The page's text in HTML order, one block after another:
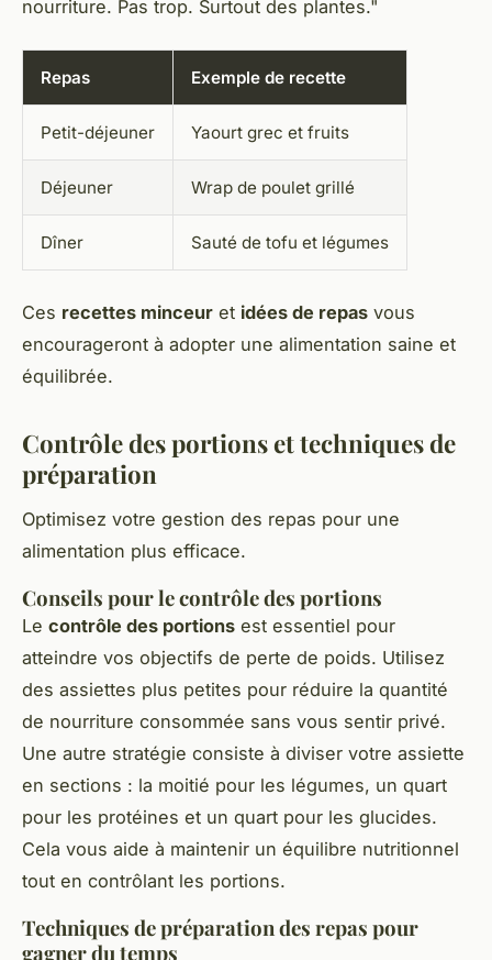
nourriture. Pas trop. Surtout des plantes."
Repas Exemple de recette
Petit-déjeuner Yaourt grec et fruits
Déjeuner Wrap de poulet grillé
Dîner Sauté de tofu et légumes
Ces recettes minceur et idées de repas vous
encourageront à adopter une alimentation saine et
équilibrée.
Contrôle des portions et techniques de
préparation
Optimisez votre gestion des repas pour une
alimentation plus efficace.
Conseils pour le contrôle des portions
Le contrôle des portions est essentiel pour
atteindre vos objectifs de perte de poids. Utilisez
des assiettes plus petites pour réduire la quantité
de nourriture consommée sans vous sentir privé.
Une autre stratégie consiste à diviser votre assiette
en sections : la moitié pour les légumes, un quart
pour les protéines et un quart pour les glucides.
Cela vous aide à maintenir un équilibre nutritionnel
tout en contrôlant les portions.
Techniques de préparation des repas pour
gagner du temps